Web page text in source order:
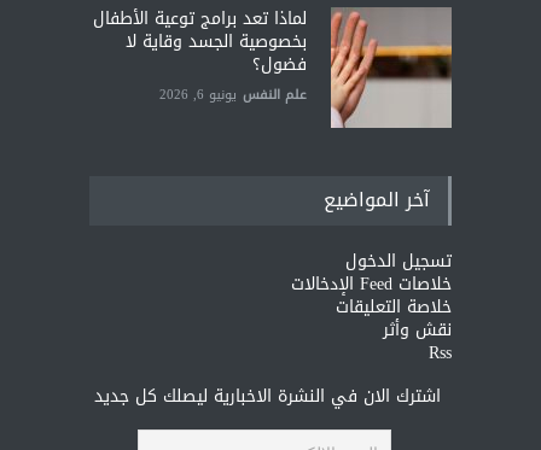
لماذا تعد برامج توعية الأطفال
بخصوصية الجسد وقاية لا
فضول؟
علم النفس يونيو 6, 2026
آخر المواضيع
تسجيل الدخول
خلاصات Feed الإدخالات
خلاصة التعليقات
نقش وأثر
Rss
اشترك الان في النشرة الاخبارية ليصلك كل جديد